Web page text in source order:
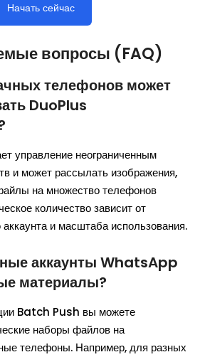
Начать сейчас
вопросы (FAQ)
телефонов может
DuoPlus
управление неограниченным
и может рассылать изображения,
на множество телефонов
количество зависит от
и масштаба использования.
аккаунты WhatsApp
материалы?
Batch Push вы можете
наборы файлов на
телефоны. Например, для разных